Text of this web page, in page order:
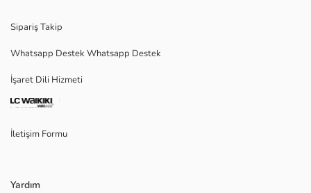
Sipariş Takip
Whatsapp Destek Whatsapp Destek
İşaret Dili Hizmeti
İletişim Formu
Yardım